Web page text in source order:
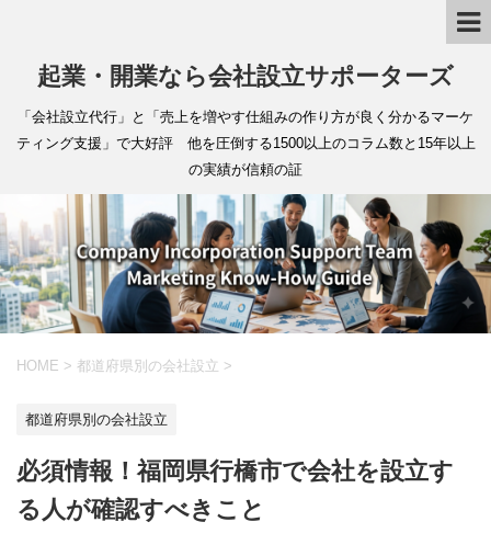
起業・開業なら会社設立サポーターズ
「会社設立代行」と「売上を増やす仕組みの作り方が良く分かるマーケ
ティング支援」で大好評 他を圧倒する1500以上のコラム数と15年以上
の実績が信頼の証
HOME > 都道府県別の会社設立 >
都道府県別の会社設立
必須情報！福岡県行橋市で会社を設立す
る人が確認すべきこと